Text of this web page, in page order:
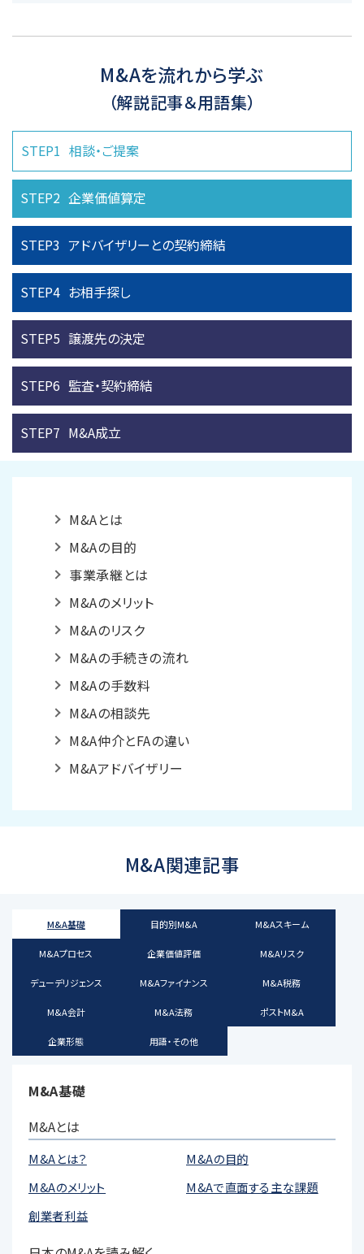
M&Aを流れから学ぶ
（解説記事＆用語集）
STEP1 相談・ご提案
STEP2 企業価値算定
STEP3 アドバイザリーとの契約締結
STEP4 お相手探し
STEP5 譲渡先の決定
STEP6 監査・契約締結
STEP7 M&A成立
M&Aとは
M&Aの目的
事業承継とは
M&Aのメリット
M&Aのリスク
M&Aの手続きの流れ
M&Aの手数料
M&Aの相談先
M&A仲介とFAの違い
M&Aアドバイザリー
M&A関連記事
M&A基礎 目的別M&A M&Aスキーム
M&Aプロセス 企業価値評価 M&Aリスク
デューデリジェンス M&Aファイナンス M&A税務
M&A会計 M&A法務 ポストM&A
企業形態 用語・その他
M&A基礎
M&Aとは
M&Aとは？
M&Aの目的
M&Aのメリット
M&Aで直面する主な課題
創業者利益